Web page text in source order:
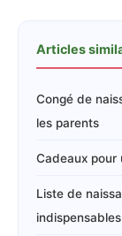
Articles
Congé de
les parents
Cadeaux pour
Liste de
indispensables